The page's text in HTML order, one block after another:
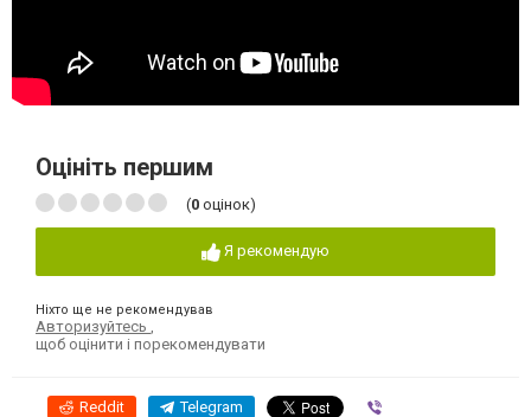
Оцініть першим
(0 оцінок)
Я рекомендую
Ніхто ще не рекомендував
Авторизуйтесь
щоб оцінити і порекомендувати
Reddit Telegram